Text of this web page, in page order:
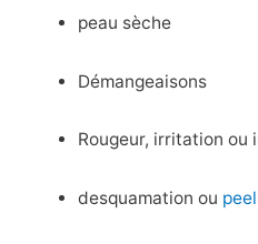
peau sèche
Démangeaisons
Rougeur, irritation ou
desquamation ou